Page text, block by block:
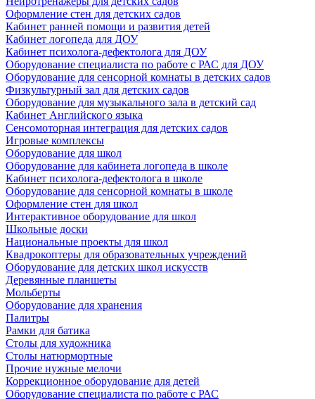
Оформление стен для детских садов
Кабинет ранней помощи и развития детей
Кабинет логопеда для ДОУ
Кабинет психолога-дефектолога для ДОУ
Оборудование специалиста по работе с РАС для ДОУ
Оборудование для сенсорной комнаты в детских садов
Физкультурный зал для детских садов
Оборудование для музыкального зала в детский сад
Кабинет Английского языка
Сенсомоторная интеграция для детских садов
Игровые комплексы
Оборудование для школ
Оборудование для кабинета логопеда в школе
Кабинет психолога-дефектолога в школе
Оборудование для сенсорной комнаты в школе
Оформление стен для школ
Интерактивное оборудование для школ
Школьные доски
Национальные проекты для школ
Квадрокоптеры для образовательных учреждений
Оборудование для детских школ искусств
Деревянные планшеты
Мольберты
Оборудование для хранения
Палитры
Рамки для батика
Столы для художника
Столы натюрмортные
Прочие нужные мелочи
Коррекционное оборудование для детей
Оборудование специалиста по работе с РАС